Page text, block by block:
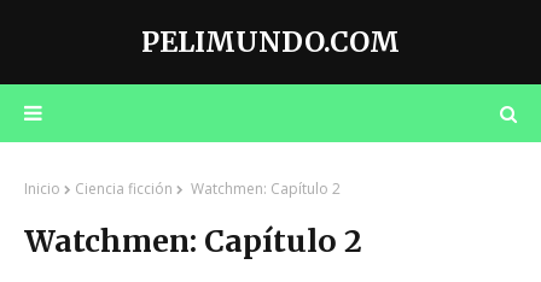
PELIMUNDO.COM
Inicio Ciencia ficción Watchmen: Capítulo 2
Watchmen: Capítulo 2